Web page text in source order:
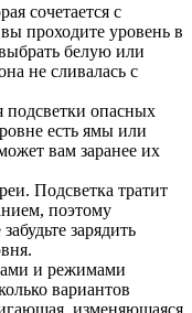
сочетается с
проходите уровень в
белую или
не сливалась с
подсветки опасных
есть ямы или
вам заранее их
Подсветка тратит
поэтому
зарядить
и режимами
вариантов
изменяющаяся